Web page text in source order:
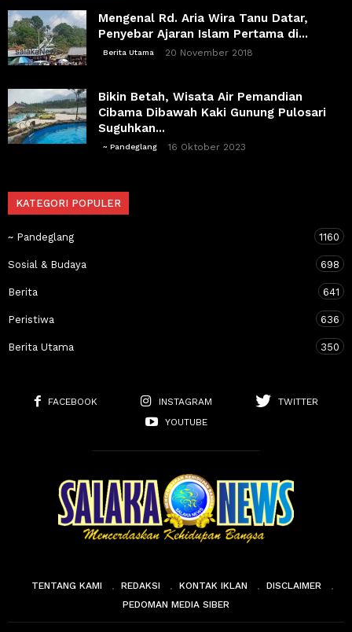
Mengenal Rd. Aria Wira Tanu Datar,
Penyebar Ajaran Islam Pertama di...
Berita Utama 20 November 2018
Bikin Betah, Wisata Air Pemandian
Cibama Dibawah Kaki Gunung Pulosari
Suguhkan...
~ Pandeglang 16 Oktober 2023
KATEGORI POPULER
~ Pandeglang 1160
Sosial & Budaya 698
Berita 641
Peristiwa 636
Berita Utama 350
FACEBOOK INSTAGRAM
TWITTER
YOUTUBE
TENTANG KAMI REDAKSI KONTAK IKLAN
DISCLAIMER
PEDOMAN MEDIA SIBER